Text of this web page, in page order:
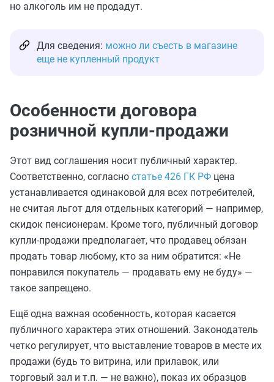
но алкоголь им не продадут.
Для сведения: можно ли съесть в магазине
еще не купленный продукт
Особенности договора
розничной купли-продажи
Этот вид соглашения носит публичный характер.
Соответственно, согласно статье 426 ГК РФ цена
устанавливается одинаковой для всех потребителей,
не считая льгот для отдельных категорий — например,
скидок пенсионерам. Кроме того, публичный договор
купли-продажи предполагает, что продавец обязан
продать товар любому, кто за ним обратится: «Не
понравился покупатель — продавать ему не буду» —
такое запрещено.
Ещё одна важная особенность, которая касается
публичного характера этих отношений. Законодатель
четко регулирует, что выставление товаров в месте их
продажи (будь то витрина, или прилавок, или
торговый зал и т.п. — не важно), показ их образцов